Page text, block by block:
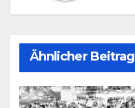
Ähnlicher Beitrag